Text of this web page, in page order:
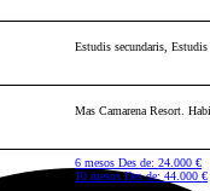
Estudis secundaris,
Mas Camarena Resort.
6 mesos Des de:24.000€
10 mesos Des de:44.000€